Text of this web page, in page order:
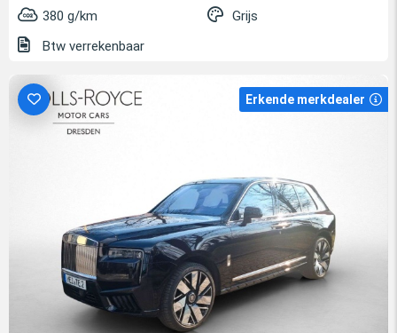
380 g/km
Grijs
Btw verrekenbaar
Erkende merkdealer